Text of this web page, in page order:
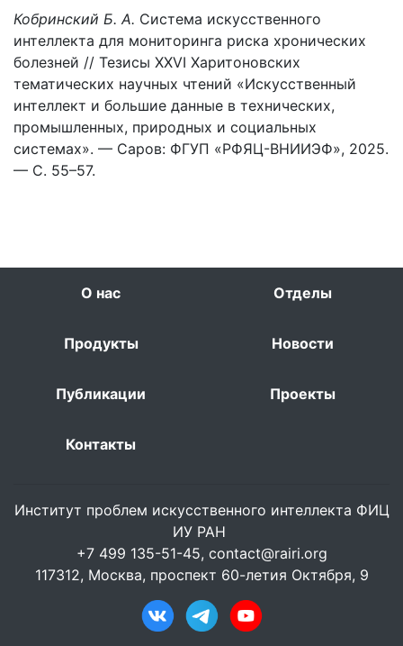
Кобринский Б. А. Система искусственного
интеллекта для мониторинга риска хронических
болезней // Тезисы XXVI Харитоновских
тематических научных чтений «Искусственный
интеллект и большие данные в технических,
промышленных, природных и социальных
системах». — Саров: ФГУП «РФЯЦ-ВНИИЭФ», 2025.
— С. 55–57.
О нас Отделы
Продукты Новости
Публикации Проекты
Контакты
Институт проблем искусственного интеллекта ФИЦ
ИУ РАН
+7 499 135-51-45, contact@rairi.org
117312, Москва, проспект 60-летия Октября, 9